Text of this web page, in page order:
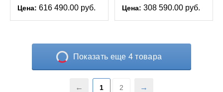
Цена: 616 490.00 руб. Цена: 308 590.00 руб.
Показать еще 4 товара
1 2